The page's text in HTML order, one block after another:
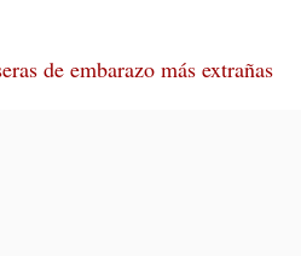
de embarazo más extrañas